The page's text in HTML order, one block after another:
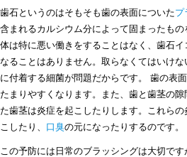
歯石というのはそもそも歯の表面についたプ
含まれるカルシウム分によって固まったも
体は特に悪い働きをすることはなく、歯石
なることはありません。取らなくてはいけ
に付着する細菌が問題だからです。 歯の表
たまりやすくなります。また、歯と歯茎の
た歯茎は炎症を起こしたりします。これら
こしたり、 口臭の元になったりするのです。
この予防には日常のブラッシングは大切で